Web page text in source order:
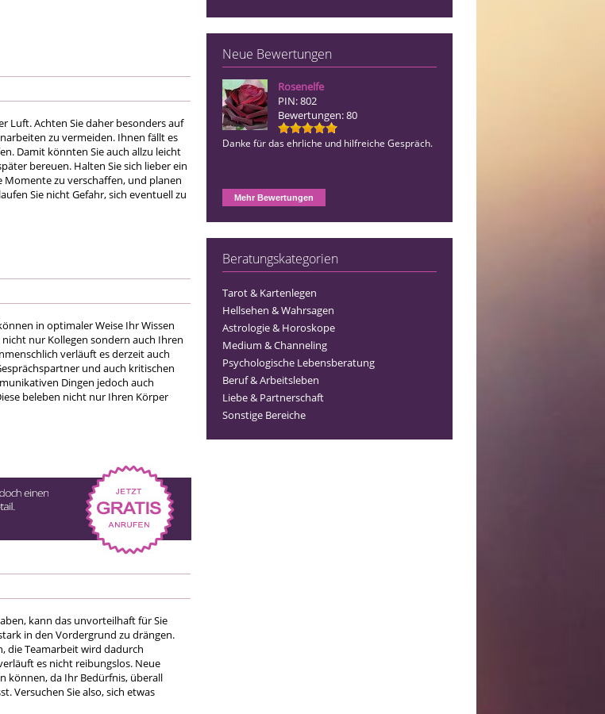
Neue Bewertungen
Rosenelfe
PIN: 802
Bewertungen: 80
Danke für das ehrliche und hilfreiche Gespräch.
Mehr Bewertungen
Beratungskategorien
Tarot & Kartenlegen
Hellsehen & Wahrsagen
Astrologie & Horoskope
Medium & Channeling
Psychologische Lebensberatung
Beruf & Arbeitsleben
Liebe & Partnerschaft
Sonstige Bereiche
Luft. Achten Sie daher besonders auf
zu vermeiden. Ihnen fällt es
Damit könnten Sie auch allzu leicht
bereuen. Halten Sie sich lieber ein
Momente zu verschaffen, und planen
Sie nicht Gefahr, sich eventuell zu
in optimaler Weise Ihr Wissen
nur Kollegen sondern auch Ihren
verläuft es derzeit auch
und auch kritischen
Dingen jedoch auch
beleben nicht nur Ihren Körper
kann das unvorteilhaft für Sie
in den Vordergrund zu drängen.
die Teamarbeit wird dadurch
es nicht reibungslos. Neue
können, da Ihr Bedürfnis, überall
Versuchen Sie also, sich etwas